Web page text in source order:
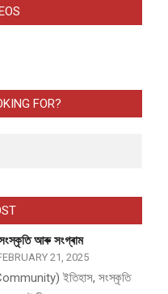
FOR?
সংস্কৃতি আৰু সংগ্ৰাম
21, 2025
ইতিহাস, সংস্কৃতি